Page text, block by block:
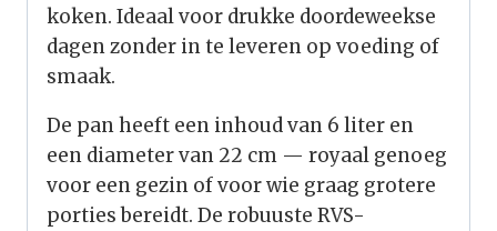
koken. Ideaal voor drukke doordeweekse
dagen zonder in te leveren op voeding of
smaak.
De pan heeft een inhoud van 6 liter en
een diameter van 22 cm — royaal genoeg
voor een gezin of voor wie graag grotere
porties bereidt. De robuuste RVS-